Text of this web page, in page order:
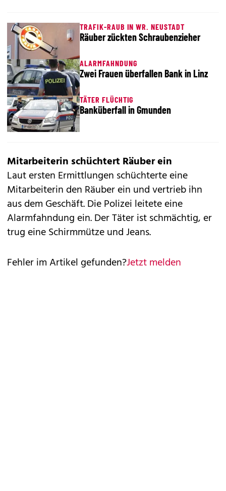
TRAFIK-RAUB IN WR. NEUSTADT
Räuber zückten Schraubenzieher
ALARMFAHNDUNG
Zwei Frauen überfallen Bank in Linz
TÄTER FLÜCHTIG
Banküberfall in Gmunden
Mitarbeiterin schüchtert Räuber ein
Laut ersten Ermittlungen schüchterte eine
Mitarbeiterin den Räuber ein und vertrieb ihn
aus dem Geschäft. Die Polizei leitete eine
Alarmfahndung ein. Der Täter ist schmächtig, er
trug eine Schirmmütze und Jeans.
Fehler im Artikel gefunden?Jetzt melden